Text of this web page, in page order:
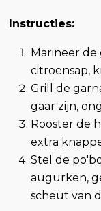
Instructies:
Marineer de
citroensap,
Grill de
gaar zijn,
Rooster de
extra
Stel de
augurken,
scheut van